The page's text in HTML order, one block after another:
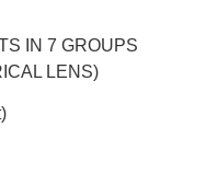
IN 7 GROUPS
LENS)